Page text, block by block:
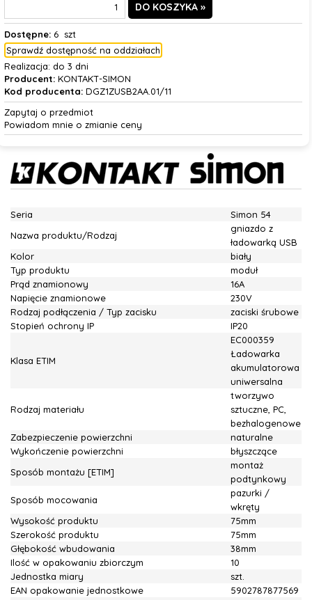
Dostępne:6 szt
Sprawdź dostępność na oddziałach
Realizacja: do 3 dni
Producent:KONTAKT-SIMON
Kod producenta:DGZ1ZUSB2AA.01/11
Zapytaj o przedmiot
Powiadom mnie o zmianie ceny
Seria
Simon 54
Nazwa produktu/Rodzaj
gniazdo z
ładowarką USB
Kolor
biały
Typ produktu
moduł
Prąd znamionowy
16A
Napięcie znamionowe
230V
Rodzaj podłączenia / Typ zacisku
zaciski śrubowe
Stopień ochrony IP
IP20
Klasa ETIM
EC000359
Ładowarka
akumulatorowa
uniwersalna
Rodzaj materiału
tworzywo
sztuczne, PC,
bezhalogenowe
Zabezpieczenie powierzchni
naturalne
Wykończenie powierzchni
błyszczące
Sposób montażu [ETIM]
montaż
podtynkowy
Sposób mocowania
pazurki /
wkręty
Wysokość produktu
75mm
Szerokość produktu
75mm
Głębokość wbudowania
38mm
Ilość w opakowaniu zbiorczym
10
Jednostka miary
szt.
EAN opakowanie jednostkowe
5902787877569